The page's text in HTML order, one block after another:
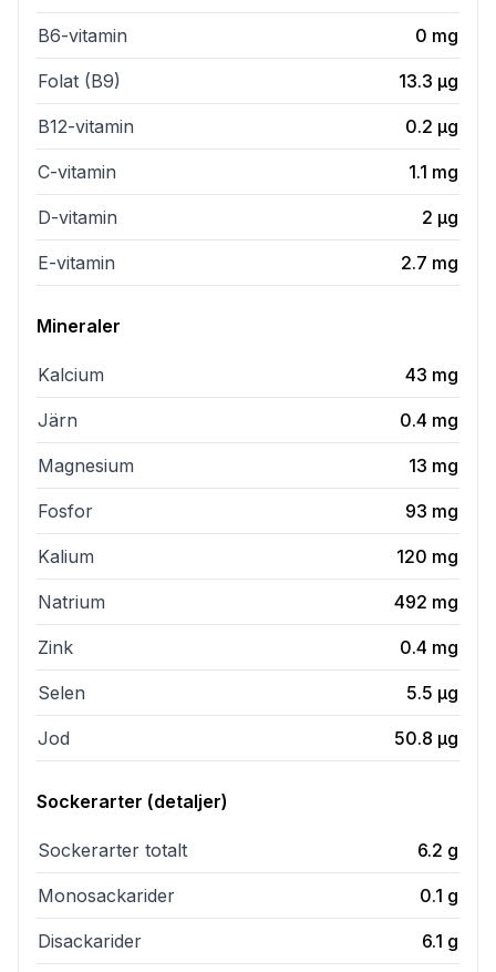
B6-vitamin 0 mg
Folat (B9) 13.3 µg
B12-vitamin 0.2 µg
C-vitamin 1.1 mg
D-vitamin 2 µg
E-vitamin 2.7 mg
Mineraler
Kalcium 43 mg
Järn 0.4 mg
Magnesium 13 mg
Fosfor 93 mg
Kalium 120 mg
Natrium 492 mg
Zink 0.4 mg
Selen 5.5 µg
Jod 50.8 µg
Sockerarter (detaljer)
Sockerarter totalt 6.2 g
Monosackarider 0.1 g
Disackarider 6.1 g